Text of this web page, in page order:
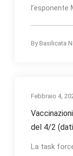
l’esponente
By Basilicata
Febbraio 4,
del 4/2
La task